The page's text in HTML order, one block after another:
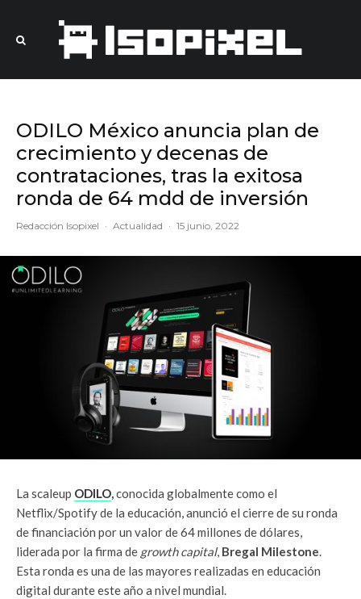
ODILO México anuncia plan de
crecimiento y decenas de
contrataciones, tras la exitosa
ronda de 64 mdd de inversión
Redacción Isopixel · Actualidad · 15 junio, 2022
La scaleup ODILO,conocida globalmente como el
Netflix/Spotify de la educación, anunció el cierre de su ronda
de financiación por un valor de 64 millones de dólares,
liderada por la firma de growth capital, Bregal Milestone.
Esta ronda es una de las mayores realizadas en educación
digital durante este año a nivel mundial.